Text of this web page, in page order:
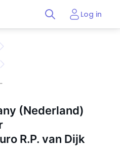
Log in
(Nederland)
R.P. van Dijk